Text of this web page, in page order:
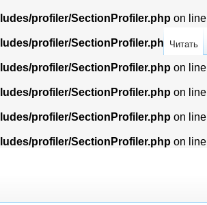
profiler/SectionProfiler.php on line
profiler/SectionProfiler.phpon line
profiler/SectionProfiler.php on line
profiler/SectionProfiler.php on line
profiler/SectionProfiler.php on line
profiler/SectionProfiler.php on line
Читать